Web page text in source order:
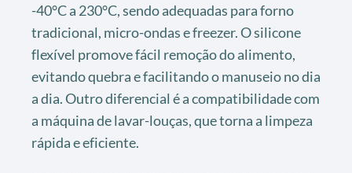
-40°C a 230°C, sendo adequadas para forno
tradicional, micro-ondas e freezer. O silicone
flexível promove fácil remoção do alimento,
evitando quebra e facilitando o manuseio no dia
a dia. Outro diferencial é a compatibilidade com
a máquina de lavar-louças, que torna a limpeza
rápida e eficiente.